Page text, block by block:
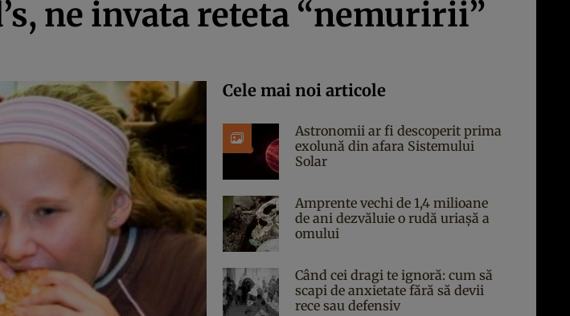
ne invata reteta “nemuririi”
Cele mai noi articole
Astronomii ar fi descoperit prima
exolună din afara Sistemului
Solar
Amprente vechi de 1,4 milioane
de ani dezvăluie o rudă uriașă a
omului
Când cei dragi te ignoră: cum să
scapi de anxietate fără să devii
rece sau defensiv